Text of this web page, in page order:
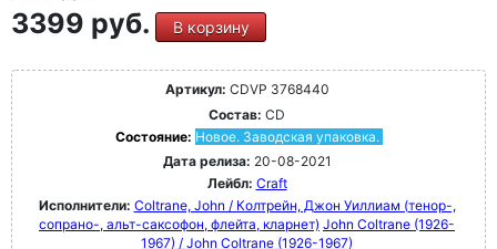
3399 руб. В корзину
Артикул: CDVP 3768440
Состав: CD
Состояние: Новое. Заводская упаковка.
Дата релиза: 20-08-2021
Лейбл: Craft
Исполнители: Coltrane, John / Колтрейн, Джон Уиллиам (тенор-,
сопрано-, альт-саксофон, флейта, кларнет) John Coltrane (1926-
1967) / John Coltrane (1926-1967)